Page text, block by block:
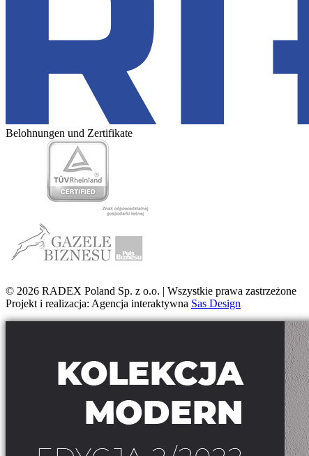
Belohnungen und Zertifikate
© 2026 RADEX Poland Sp. z o.o. | Wszystkie prawa zastrzeżone
Projekt i realizacja: Agencja interaktywna Sas Design